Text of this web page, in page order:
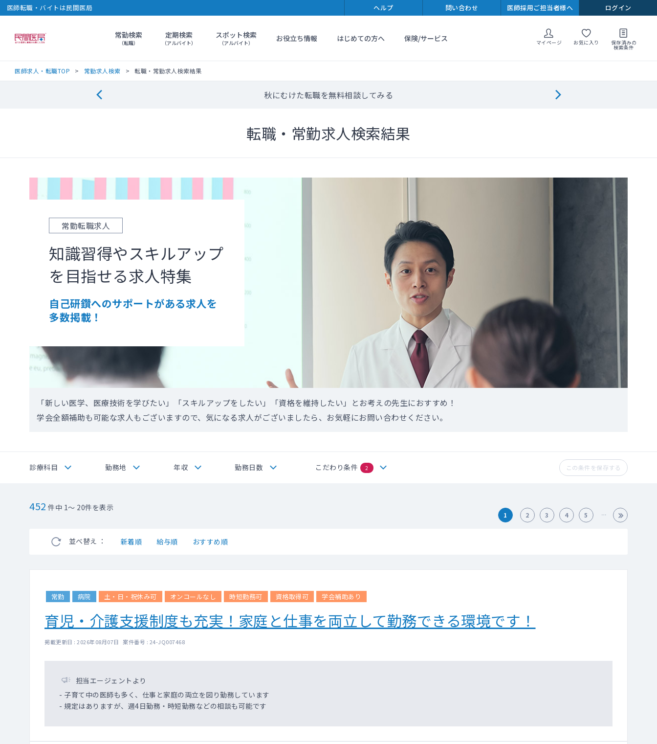
医師転職・バイトは民間医局 ヘルプ 問い合わせ 医師採用ご担当者様へ ログイン
民間医局常勤検索
（転職）
定期検索
（アルバイト）
スポット検索
（アルバイト） お役立ち情報 はじめての方へ 保険/サービス マイページ お気に入り 保存済みの
検索条件
医師求人・転職TOP 常勤求人検索 転職・常勤求人検索結果
秋にむけた転職を無料相談してみる
転職・常勤求人検索結果
常勤転職求人
知識習得やスキルアップ
を目指せる求人特集
自己研鑽へのサポートがある求人を
多数掲載！
「新しい医学、医療技術を学びたい」「スキルアップをしたい」「資格を維持したい」とお考えの先生におすすめ！
学会全額補助も可能な求人もございますので、気になる求人がございましたら、お気軽にお問い合わせください。
診療科目 勤務地 年収 勤務日数 こだわり条件 2 この条件を保存する
452 件中 1～ 20件を表示
並べ替え ： 新着順 給与順 おすすめ順
1 2 3 4 5
常勤 病院 土・日・祝休み可 オンコールなし 時短勤務可 資格取得可 学会補助あり
育児・介護支援制度も充実！家庭と仕事を両立して勤務できる環境です！
掲載更新日 : 2026年08月07日 案件番号 : 24-JQ007468
担当エージェントより
- 子育て中の医師も多く、仕事と家庭の両立を図り勤務しています
- 規定はありますが、週4日勤務・時短勤務などの相談も可能です